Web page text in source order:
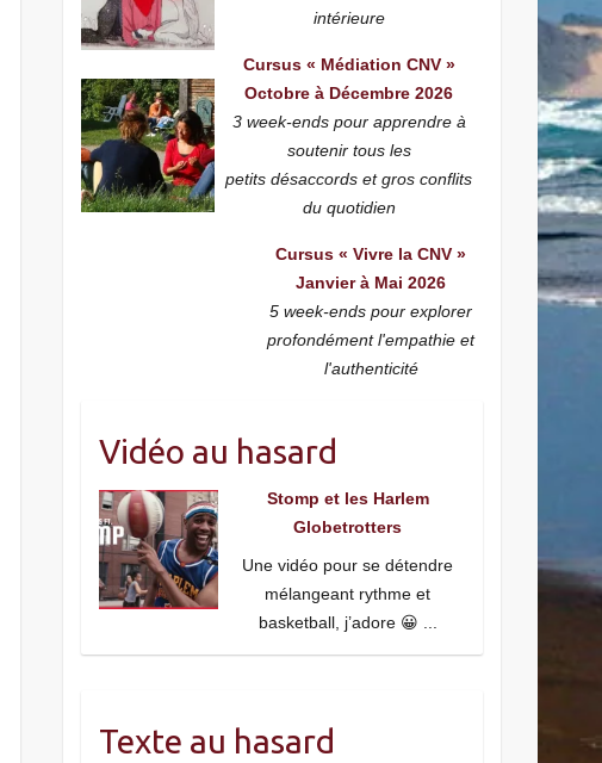
intérieure
Cursus « Médiation CNV »
Octobre à Décembre 2026
3 week-ends pour apprendre à
soutenir tous les
petits désaccords et gros conflits
du quotidien
Cursus « Vivre la CNV »
Janvier à Mai 2026
5 week-ends pour explorer
profondément l'empathie et
l'authenticité
Vidéo au hasard
Stomp et les Harlem
Globetrotters
Une vidéo pour se détendre
mélangeant rythme et
basketball, j’adore 😀 ...
Texte au hasard